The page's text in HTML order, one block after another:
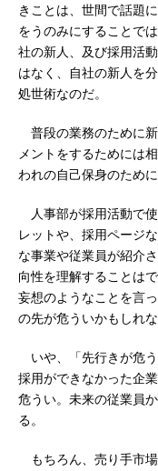
きことは、世間で話
をうのみにすることで
社の新人、及び採用活
はなく、自社の新人を
処世術なのだ。
普段の業務のために
メントをするためには
われの自己保身のために
人事部が採用活動で
レットや、採用ページ
な事業や従業員が紹介
向性を理解することは
妄想のようなことを言
の先が危ういかもしれな
いや、「先行きが危
採用ができなかった企
危うい。未来の従業員
る。
もちろん、売り手市